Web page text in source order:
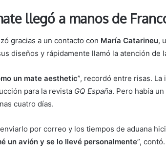
llegó a manos de
gracias a un contacto con María Catarineu,
diseños y rápidamente llamó la atención
un mate aesthetic”, recordó entre risas.
para la revista GQ España. Pero había
cuatro días.
por correo y los tiempos de aduana
un avión y se lo llevé personalmente”, contó.